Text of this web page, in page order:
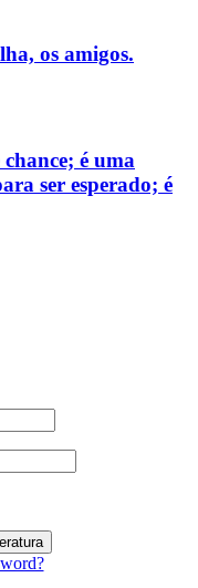
os amigos.
é uma
ser esperado; é